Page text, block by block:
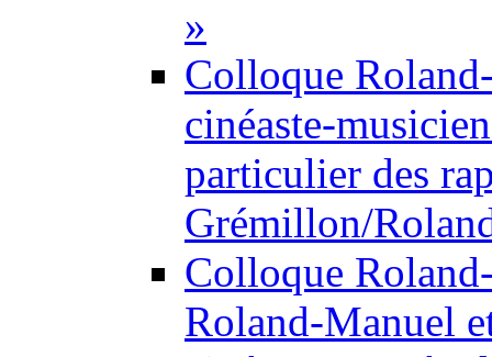
»
Colloque
cinéaste-
particulier des
Grémillon/
Colloque
Roland-Manuel